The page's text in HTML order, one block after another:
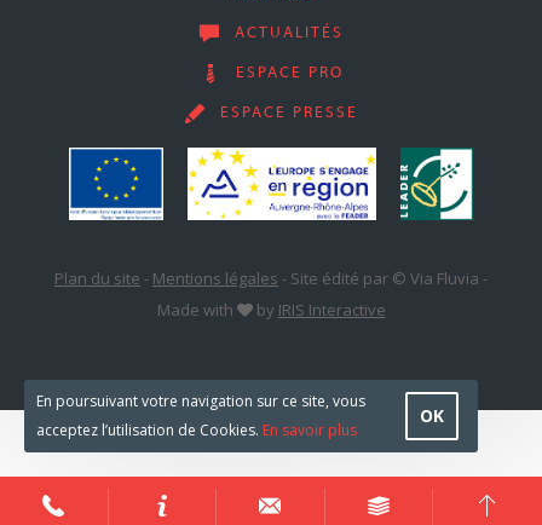
ACTUALITÉS
ESPACE PRO
ESPACE PRESSE
Plan du site - Mentions légales - Site édité par © Via Fluvia -
Made with
by IRIS Interactive
En poursuivant votre navigation sur ce site, vous
acceptez l’utilisation de Cookies. En savoir plus
OK